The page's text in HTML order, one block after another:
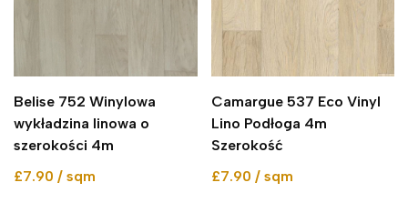
Belise 752 Winylowa
wykładzina linowa o
szerokości 4m
£7.90 / sqm
Camargue 537 Eco Vinyl
Lino Podłoga 4m
Szerokość
£7.90 / sqm